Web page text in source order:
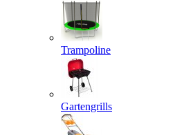
Trampoline
Gartengrills